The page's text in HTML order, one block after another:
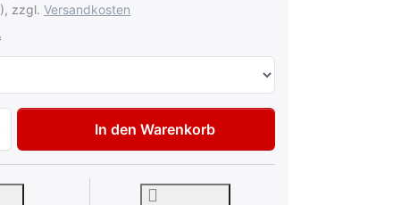
zzgl. Versandkosten
Autolack Lackstift für Volkswagen VW Audi LA7Q
In den Warenkorb